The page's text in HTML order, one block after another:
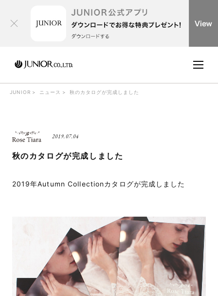
JUNIOR ニュース 秋のカタログが完成しました
2019.07.04
秋のカタログが完成しました
2019年Autumn Collectionカタログが完成しました